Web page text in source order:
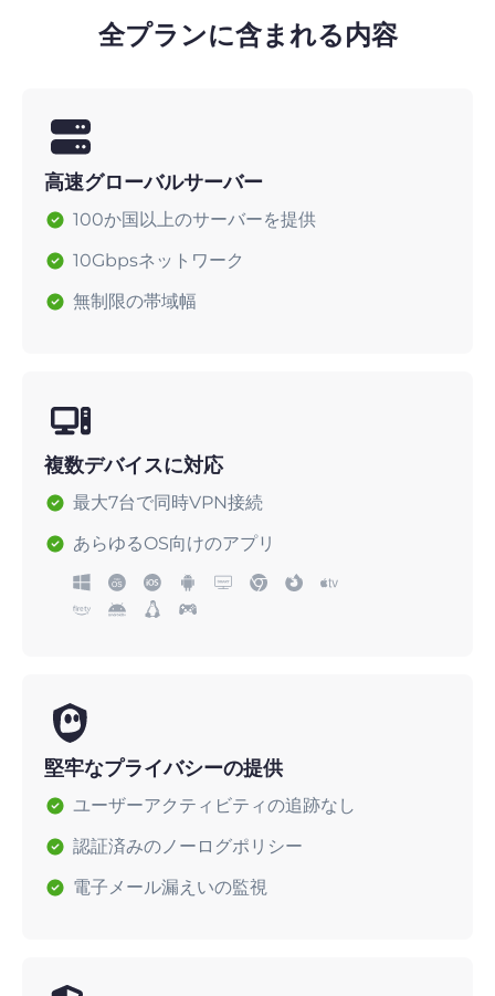
全プランに含まれる内容
高速グローバルサーバー
100か国以上のサーバーを提供
10Gbpsネットワーク
無制限の帯域幅
複数デバイスに対応
最大7台で同時VPN接続
あらゆるOS向けのアプリ
堅牢なプライバシーの提供
ユーザーアクティビティの追跡なし
認証済みのノーログポリシー
電子メール漏えいの監視